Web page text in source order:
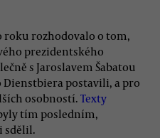
roku rozhodovalo o tom,
prezidentského
s Jaroslavem Šabatou
Dienstbiera postavili, a pro
osobností.Texty
tím posledním,
sdělil.